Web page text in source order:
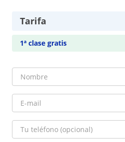
Tarifa
1ª clase gratis